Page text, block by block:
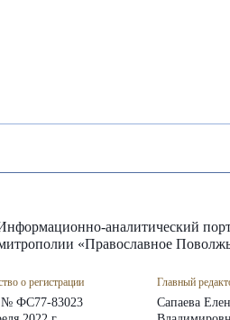
аналитический
«Православное
о регистрации
ФС77-83023
Главный
Сапаева